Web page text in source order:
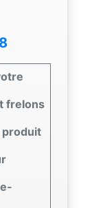
frelons
produit